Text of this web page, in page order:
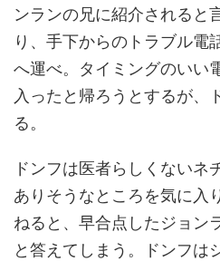
ンランの兄に紹介されると
り、手下からのトラブル電
へ運べ。タイミングのいい
入ったと帰ろうとするが、
る。
ドンフは医者らしくないネ
ありそうなところを気に入
ねると、早合点したジョン
と答えてしまう。ドンフは